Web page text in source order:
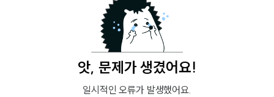
앗, 문제가 생겼어요!
일시적인 오류가 발생했어요.